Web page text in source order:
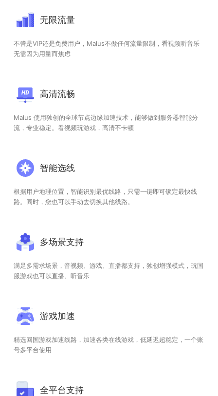
无限流量
不管是VIP还是免费用户，Malus不做任何流量限制，看视频听音乐
无需因为用量而焦虑
高清流畅
Malus 使用独创的全球节点边缘加速技术，能够做到服务器智能分
流，专业稳定。看视频玩游戏，高清不卡顿
智能选线
根据用户地理位置，智能识别最优线路，只需一键即可锁定最快线
路。同时，您也可以手动去切换其他线路。
多场景支持
满足多需求场景，音视频、游戏、直播都支持，独创增强模式，玩国
服游戏也可以直播、听音乐
游戏加速
精选回国游戏加速线路，加速各类在线游戏，低延迟超稳定，一个账
号多平台使用
全平台支持